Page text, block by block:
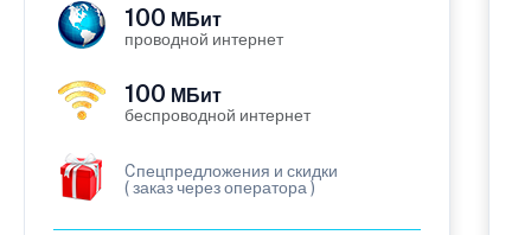
100 МБит
проводной интернет
100 МБит
беспроводной интернет
Cпецпредложения и скидки
( заказ через оператора )